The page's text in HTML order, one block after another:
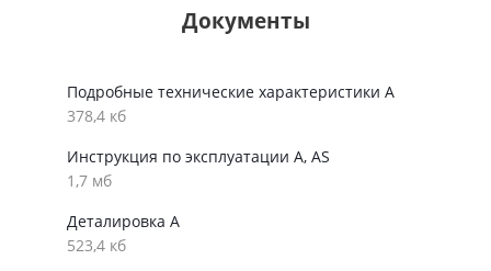
Документы
Подробные технические характеристики A
378,4 кб
Инструкция по эксплуатации A, AS
1,7 мб
Деталировка A
523,4 кб